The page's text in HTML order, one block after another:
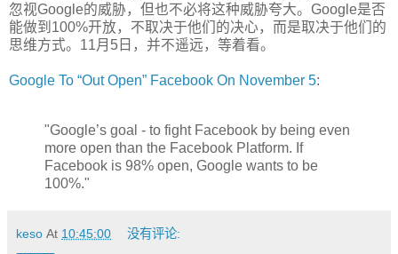
忽视Google的威胁，但也不必将这种威胁夸大。Google是否
能做到100%开放，不取决于他们的决心，而是取决于他们的
思维方式。11月5日，并不遥远，等着看。
Google To “Out Open” Facebook On November 5:
"Google’s goal - to fight Facebook by being even
more open than the Facebook Platform. If
Facebook is 98% open, Google wants to be
100%."
keso At 10:45:00 没有评论: